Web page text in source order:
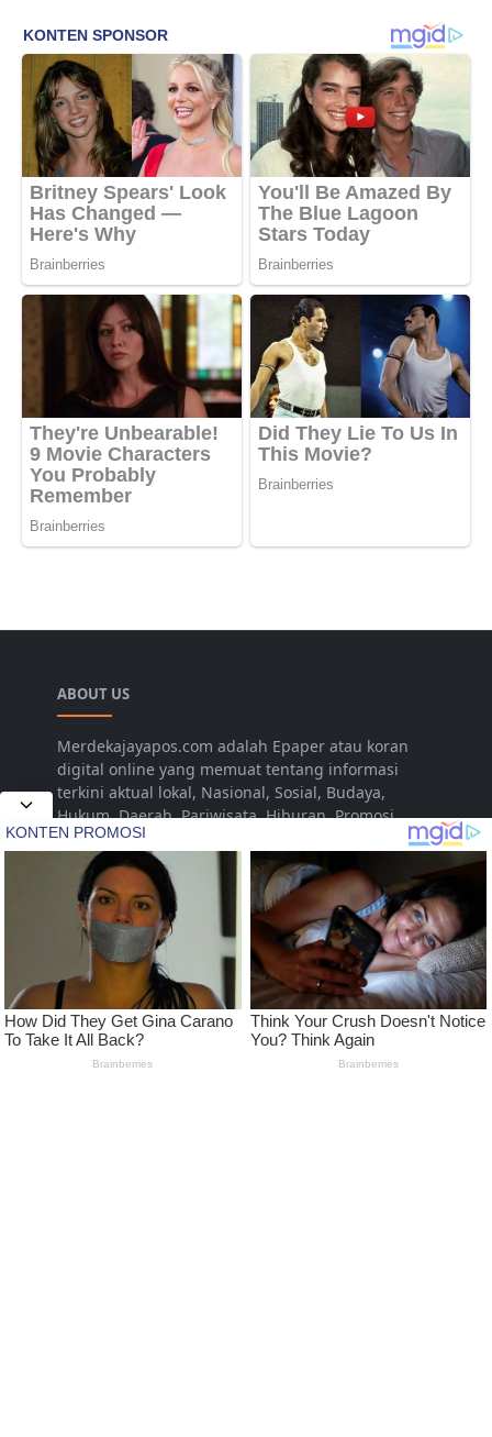
ABOUT US
Merdekajayapos.com adalah Epaper atau koran
digital online yang memuat tentang informasi
terkini aktual lokal, Nasional, Sosial, Budaya,
Hukum, Daerah, Pariwisata, Hiburan, Promosi,
Pertanian, Livestyle, Video, Musik yang disajikan
untuk dan dari Kota Jepara Indonesia. Namun
seiring dengan berjalannya waktu dalam
pengembangan, diharapkan dapat menjangkau
hingga pada tingkat Nasional
LEARN MORE
Pedoman Media Siber